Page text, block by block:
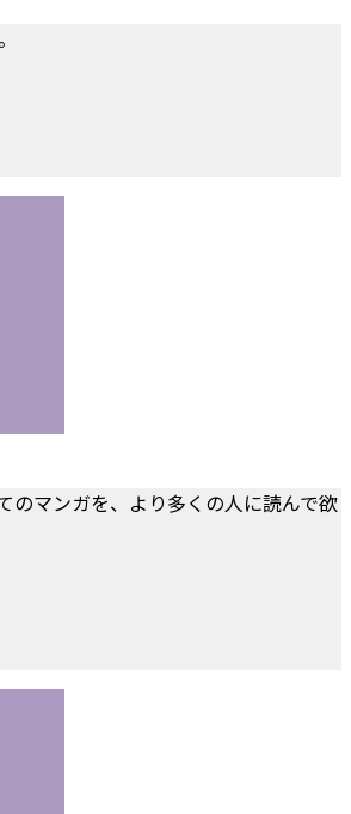
のマンガを、より多くの人に読んで欲